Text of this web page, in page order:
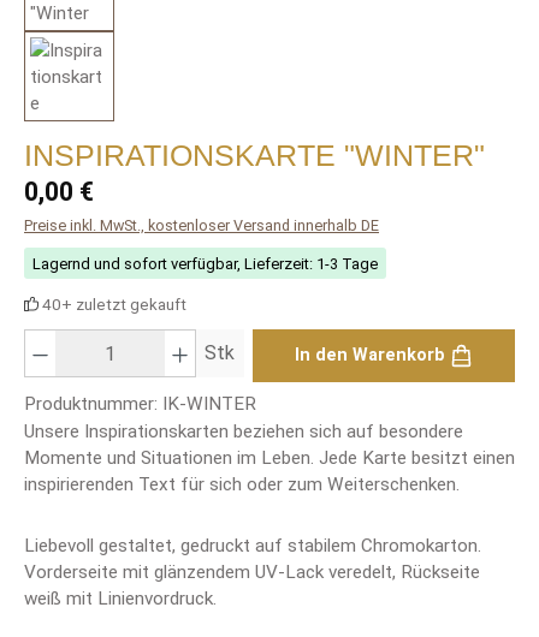
INSPIRATIONSKARTE "WINTER"
Regulärer Preis:
0,00 €
Preise inkl. MwSt., kostenloser Versand innerhalb DE
Lagernd und sofort verfügbar, Lieferzeit: 1-3 Tage
40+ zuletzt gekauft
Stk In den Warenkorb
Produktnummer:
IK-WINTER
Unsere Inspirationskarten beziehen sich auf besondere
Momente und Situationen im Leben. Jede Karte besitzt einen
inspirierenden Text für sich oder zum Weiterschenken.
Liebevoll gestaltet, gedruckt auf stabilem Chromokarton.
Vorderseite mit glänzendem UV-Lack veredelt, Rückseite
weiß mit Linienvordruck.